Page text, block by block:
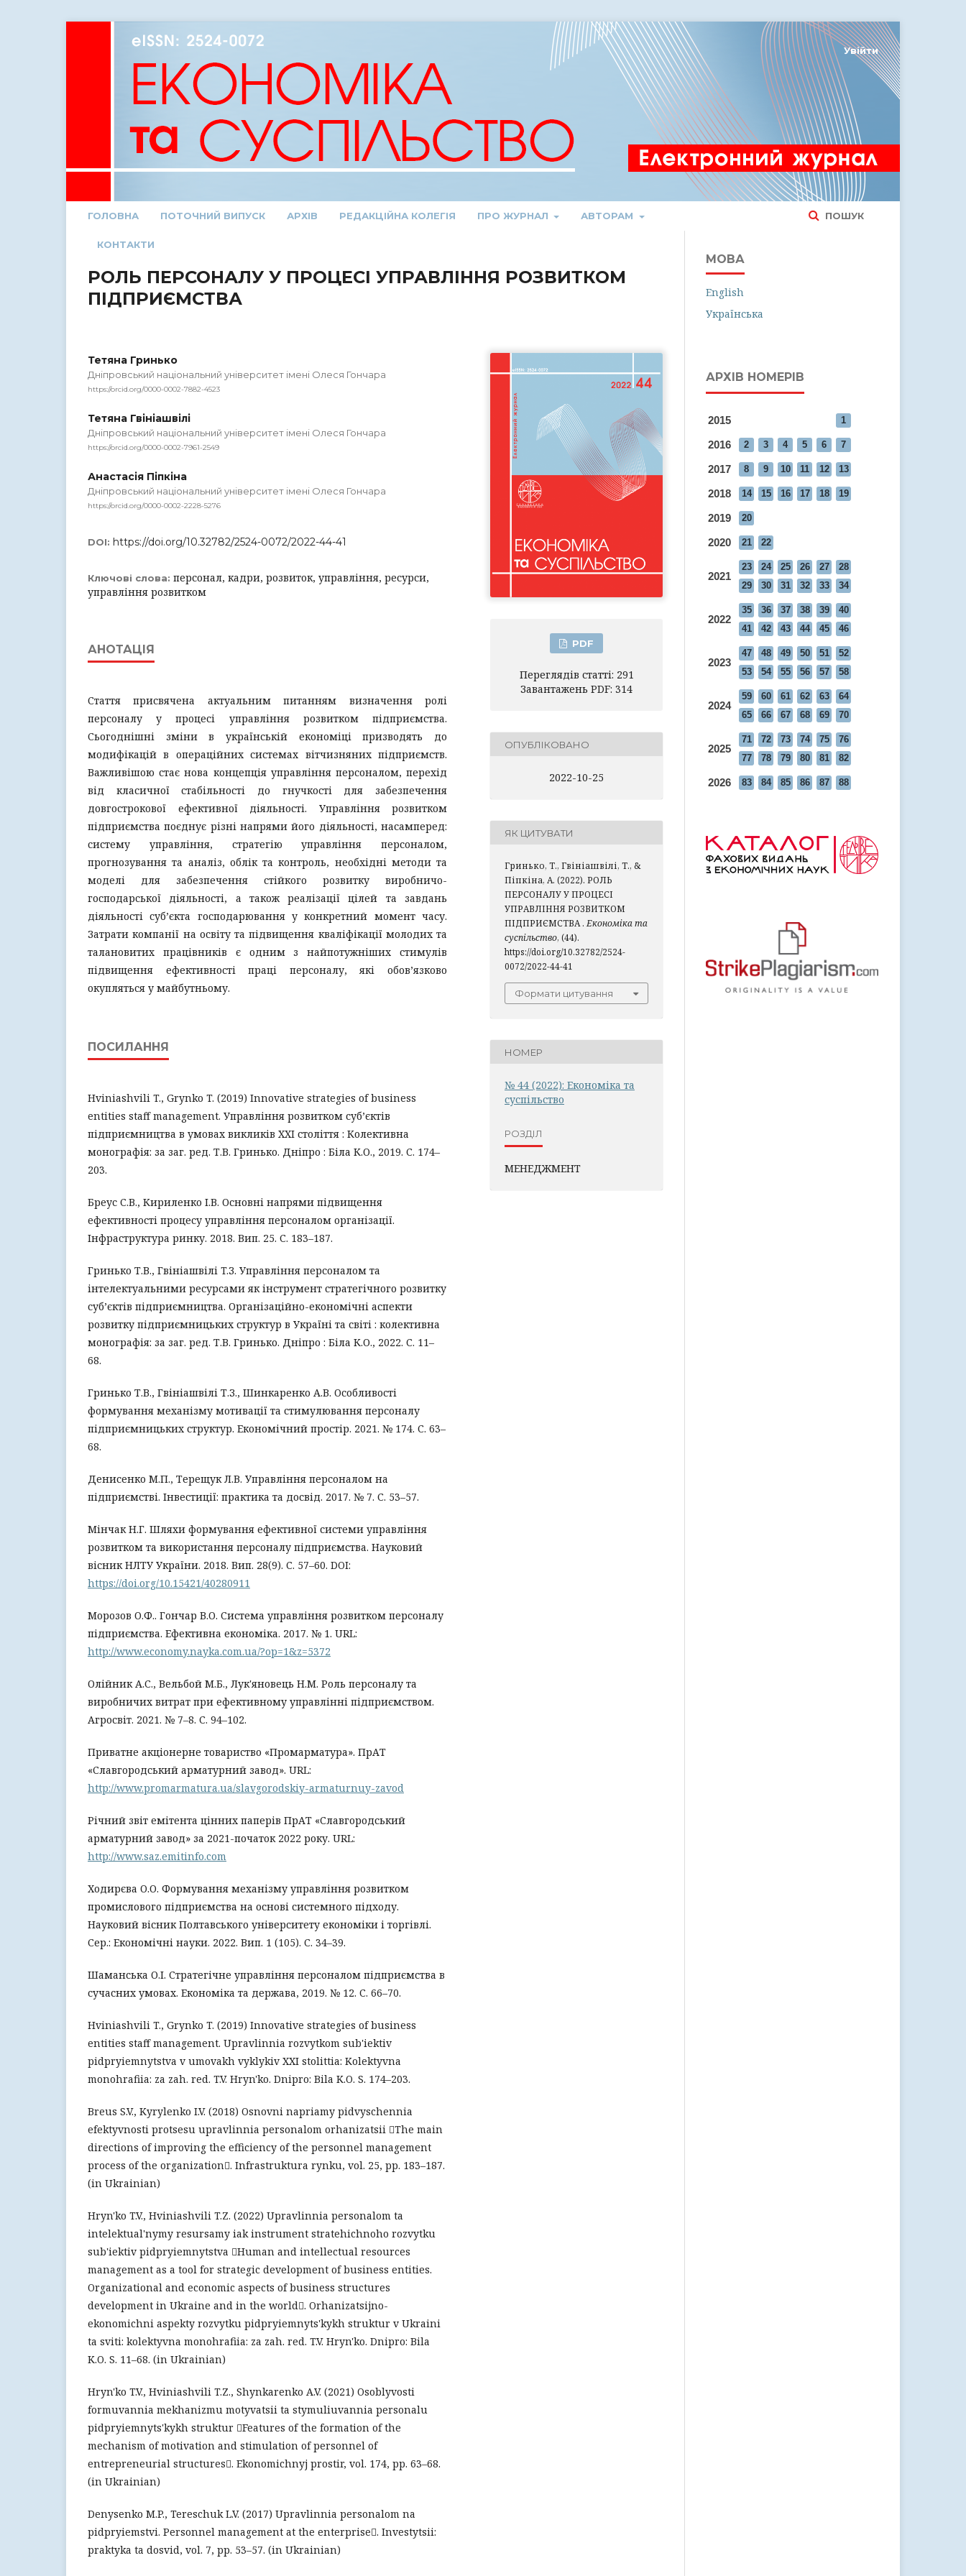
ГОЛОВНА ПОТОЧНИЙ ВИПУСК АРХІВ РЕДАКЦІЙНА КОЛЕГІЯ ПРО ЖУРНАЛ АВТОРАМ
КОНТАКТИ
ПОШУК
Увійти
РОЛЬ ПЕРСОНАЛУ У ПРОЦЕСІ УПРАВЛІННЯ РОЗВИТКОМ
ПІДПРИЄМСТВА
Тетяна Гринько
Дніпровський національний університет імені Олеся Гончара
https://orcid.org/0000-0002-7882-4523
Тетяна Гвініашвілі
Дніпровський національний університет імені Олеся Гончара
https://orcid.org/0000-0002-7961-2549
Анастасія Піпкіна
Дніпровський національний університет імені Олеся Гончара
https://orcid.org/0000-0002-2228-5276
DOI: https://doi.org/10.32782/2524-0072/2022-44-41
Ключові слова: персонал, кадри, розвиток, управління, ресурси,
управління розвитком
АНОТАЦІЯ
Стаття присвячена актуальним питанням визначення ролі
персоналу у процесі управління розвитком підприємства.
Сьогоднішні зміни в українській економіці призводять до
модифікацій в операційних системах вітчизняних підприємств.
Важливішою стає нова концепція управління персоналом, перехід
від класичної стабільності до гнучкості для забезпечення
довгострокової ефективної діяльності. Управління розвитком
підприємства поєднує різні напрями його діяльності, насамперед:
систему управління, стратегію управління персоналом,
прогнозування та аналіз, облік та контроль, необхідні методи та
моделі для забезпечення стійкого розвитку виробничо-
господарської діяльності, а також реалізації цілей та завдань
діяльності суб’єкта господарювання у конкретний момент часу.
Затрати компанії на освіту та підвищення кваліфікації молодих та
талановитих працівників є одним з найпотужніших стимулів
підвищення ефективності праці персоналу, які обов’язково
окупляться у майбутньому.
ПОСИЛАННЯ
Hviniashvili T., Grynko T. (2019) Innovative strategies of business
entities staff management. Управління розвитком суб’єктів
підприємництва в умовах викликів XXI століття : Колективна
монографія: за заг. ред. Т.В. Гринько. Дніпро : Біла К.О., 2019. С. 174–
203.
Бреус С.В., Кириленко І.В. Основні напрями підвищення
ефективності процесу управління персоналом організації.
Інфраструктура ринку. 2018. Вип. 25. С. 183–187.
Гринько Т.В., Гвініашвілі T.З. Управління персоналом та
інтелектуальними ресурсами як інструмент стратегічного розвитку
суб’єктів підприємництва. Організаційно-економічні аспекти
розвитку підприємницьких структур в Україні та світі : колективна
монографія: за заг. ред. Т.В. Гринько. Дніпро : Біла К.О., 2022. С. 11–
68.
Гринько Т.В., Гвініашвілі Т.З., Шинкаренко А.В. Особливості
формування механізму мотивації та стимулювання персоналу
підприємницьких структур. Економічний простір. 2021. № 174. С. 63–
68.
Денисенко М.П., Терещук Л.В. Управління персоналом на
підприємстві. Інвестиції: практика та досвід. 2017. № 7. С. 53–57.
Мінчак Н.Г. Шляхи формування ефективної системи управління
розвитком та використання персоналу підприємства. Науковий
вісник НЛТУ України. 2018. Вип. 28(9). С. 57–60. DOI:
https://doi.org/10.15421/40280911
Морозов О.Ф.. Гончар В.О. Система управління розвитком персоналу
підприємства. Ефективна економіка. 2017. № 1. URL:
http://www.economy.nayka.com.ua/?op=1&z=5372
Олійник А.С., Вельбой М.Б., Лук'яновець Н.М. Роль персоналу та
виробничих витрат при ефективному управлінні підприємством.
Агросвіт. 2021. № 7–8. С. 94–102.
Приватне акціонерне товариство «Промарматура». ПрАТ
«Славгородський арматурний завод». URL:
http://www.promarmatura.ua/slavgorodskiy-armaturnuy-zavod
Річний звіт емітента цінних паперів ПрАТ «Славгородський
арматурний завод» за 2021-початок 2022 року. URL:
http://www.saz.emitinfo.com
Ходирєва О.О. Формування механізму управління розвитком
промислового підприємства на основі системного підходу.
Науковий вісник Полтавського університету економіки і торгівлі.
Сер.: Економічні науки. 2022. Вип. 1 (105). С. 34–39.
Шаманська О.І. Стратегічне управління персоналом підприємства в
сучасних умовах. Економiка та держава, 2019. № 12. С. 66–70.
Hviniashvili T., Grynko T. (2019) Innovative strategies of business
entities staff management. Upravlinnia rozvytkom sub'iektiv
pidpryiemnytstva v umovakh vyklykiv ХХІ stolittia: Kolektyvna
monohrafiia: za zah. red. T.V. Hryn'ko. Dnipro: Bila K.O. S. 174–203.
Breus S.V., Kyrylenko I.V. (2018) Osnovni napriamy pidvyschennia
efektyvnosti protsesu upravlinnia personalom orhanizatsii The main
directions of improving the efficiency of the personnel management
process of the organization. Infrastruktura rynku, vol. 25, pp. 183–187.
(in Ukrainian)
Hryn'ko T.V., Hviniashvili T.Z. (2022) Upravlinnia personalom ta
intelektual'nymy resursamy iak instrument stratehichnoho rozvytku
sub'iektiv pidpryiemnytstva Human and intellectual resources
management as a tool for strategic development of business entities.
Organizational and economic aspects of business structures
development in Ukraine and in the world. Orhanizatsijno-
ekonomichni aspekty rozvytku pidpryiemnyts'kykh struktur v Ukraini
ta sviti: kolektyvna monohrafiia: za zah. red. T.V. Hryn'ko. Dnipro: Bila
K.O. S. 11–68. (in Ukrainian)
Hryn'ko T.V., Hviniashvili T.Z., Shynkarenko A.V. (2021) Osoblyvosti
formuvannia mekhanizmu motyvatsii ta stymuliuvannia personalu
pidpryiemnyts'kykh struktur Features of the formation of the
mechanism of motivation and stimulation of personnel of
entrepreneurial structures. Ekonomichnyj prostir, vol. 174, pp. 63–68.
(in Ukrainian)
Denysenko M.P., Tereschuk L.V. (2017) Upravlinnia personalom na
pidpryiemstvi. Personnel management at the enterprise. Investytsii:
praktyka ta dosvid, vol. 7, pp. 53–57. (in Ukrainian)
PDF
Переглядів статті: 291
Завантажень PDF: 314
ОПУБЛІКОВАНО
2022-10-25
ЯК ЦИТУВАТИ
Гринько, Т., Гвініашвілі, Т., &
Піпкіна, А. (2022). РОЛЬ
ПЕРСОНАЛУ У ПРОЦЕСІ
УПРАВЛІННЯ РОЗВИТКОМ
ПІДПРИЄМСТВА . Економіка та
суспільство, (44).
https://doi.org/10.32782/2524-
0072/2022-44-41
Формати цитування
НОМЕР
№ 44 (2022): Економіка та
суспільство
РОЗДІЛ
МЕНЕДЖМЕНТ
МОВА
English
Українська
АРХІВ НОМЕРІВ
2015 1
2016 2 3 4 5 6 7
2017 8 9 10 11 12 13
2018 14 15 16 17 18 19
2019 20
2020 21 22
2021
23 24 25 26 27
28
29
30 31 32 33 34
2022
35 36 37 38 39
40
41
42 43 44 45 46
2023
47 48 49 50 51
52
53
54 55 56 57 58
2024
59 60 61 62 63
64
65
66 67 68 69 70
2025
71 72 73 74 75
76
77
78 79 80 81 82
2026 83 84 85 86 87 88